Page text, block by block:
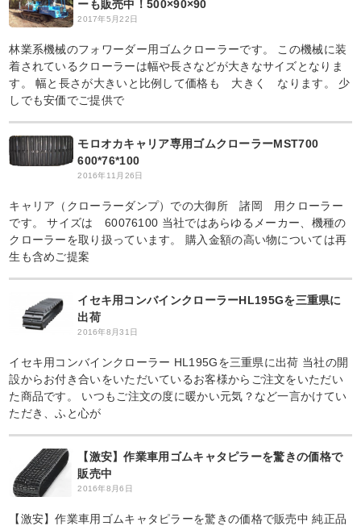
ーも販売中！500×90×90
2017年5月22日
林業系機械のフォワーダー用ゴムクローラーです。 この機械に装
着されているクローラーは幅や長さなどが大きなサイズとなりま
す。 幅と長さが大きいと比例して価格も 大きく なります。 少
しでも安価でご提供で
モロオカキャリア専用ゴムクローラーMST700
600*76*100
2016年11月26日
キャリア（クローラーダンプ）での大御所 諸岡 用クローラー
です。 サイズは 60076100 当社ではあらゆるメーカー、機種の
クローラーを取り扱っています。 購入金額の高い物については再
生も含めご提案
イセキ用コンバインクローラーHL195Gを三重県に
出荷
2016年8月31日
イセキ用コンバインクローラー HL195Gを三重県に出荷 当社の開
設からお付き合いをいただいているお客様からご注文をいただい
た商品です。 いつもご注文の度に暖かい元気？など一言かけてい
ただき、ふと心が
【激安】作業車用ゴムキャタピラーを驚きの価格で
販売中
2016年8月6日
【激安】作業車用ゴムキャタピラーを驚きの価格で販売中 純正品